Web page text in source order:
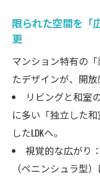
快適さの極意
管理規約
プロが推
ックリスト
まとめ：福岡
ム、まずはご
限られた空間を「
更
マンション特有の
たデザインが、開放
リビングと和室
に多い「独立した
したLDKへ。
視覚的な広がり
（ペニンシュラ型